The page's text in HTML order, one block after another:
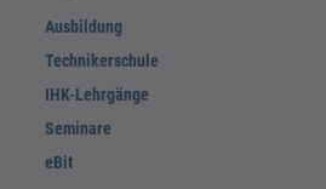
Ausbildung
Technikerschule
IHK-Lehrgänge
Seminare
eBit